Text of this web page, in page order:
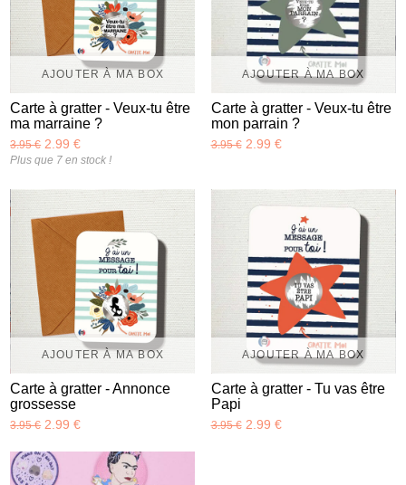
AJOUTER À MA BOX
Carte à gratter - Veux-tu être
ma marraine ?
3.95 €2.99 €
Plus que 7 en stock !
AJOUTER À MA BOX
Carte à gratter - Veux-tu être
mon parrain ?
3.95 €2.99 €
AJOUTER À MA BOX
Carte à gratter - Annonce
grossesse
3.95 €2.99 €
AJOUTER À MA BOX
Carte à gratter - Tu vas être
Papi
3.95 €2.99 €